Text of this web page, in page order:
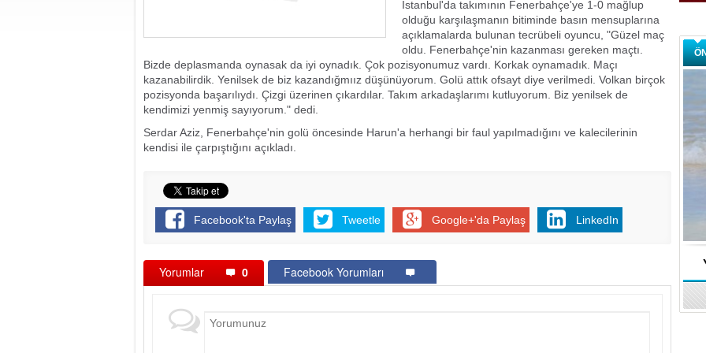
İstanbul'da takımının Fenerbahçe'ye 1-0 mağlup
olduğu karşılaşmanın bitiminde basın mensuplarına
açıklamalarda bulunan tecrübeli oyuncu, "Güzel maç
oldu. Fenerbahçe'nin kazanması gereken maçtı.
Bizde deplasmanda oynasak da iyi oynadık. Çok pozisyonumuz vardı. Korkak oynamadık. Maçı
kazanabilirdik. Yenilsek de biz kazandığmıız düşünüyorum. Golü attık ofsayt diye verilmedi. Volkan birçok
pozisyonda başarılıydı. Çizgi üzerinen çıkardılar. Takım arkadaşlarımı kutluyorum. Biz yenilsek de
kendimizi yenmiş sayıyorum." dedi.
Serdar Aziz, Fenerbahçe'nin golü öncesinde Harun'a herhangi bir faul yapılmadığını ve kalecilerinin
kendisi ile çarpıştığını açıkladı.
Facebook'ta Paylaş Tweetle Google+'da Paylaş LinkedIn
Yorumlar 0 Facebook Yorumları